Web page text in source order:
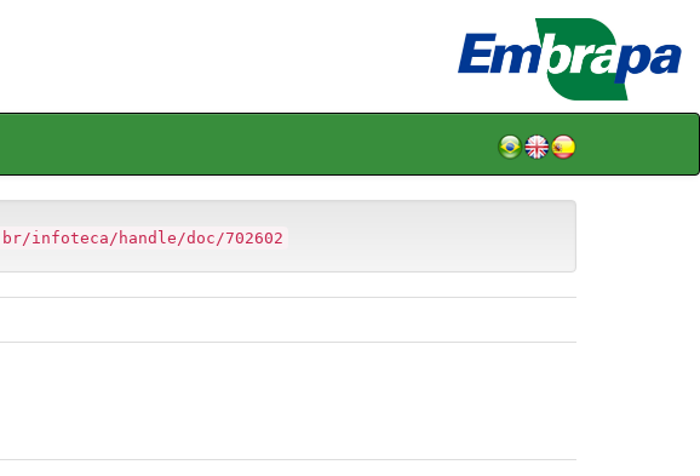
infoteca/handle/doc/702602